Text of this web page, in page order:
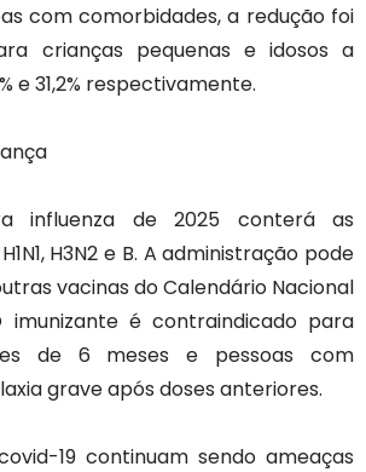
com comorbidades, a redução foi
crianças pequenas e idosos a
e 31,2% respectivamente.
influenza de 2025 conterá as
H3N2 e B. A administração pode
vacinas do Calendário Nacional
imunizante é contraindicado para
de 6 meses e pessoas com
grave após doses anteriores.
19 continuam sendo ameaças